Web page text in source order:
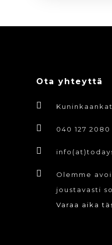
Ota yhteyttä
040 127 2080
Olemme
joustavasti
Varaa aika